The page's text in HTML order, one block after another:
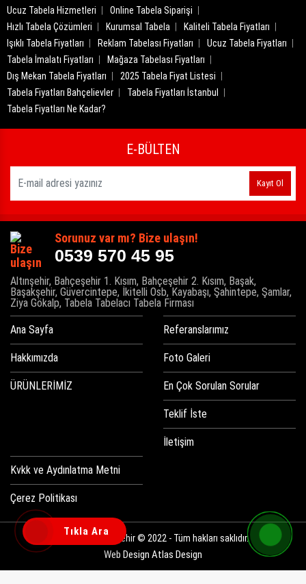
Ucuz Tabela Hizmetleri
Online Tabela Siparişi
Hızlı Tabela Çözümleri
Kurumsal Tabela
Kaliteli Tabela Fiyatları
Işıklı Tabela Fiyatları
Reklam Tabelası Fiyatları
Ucuz Tabela Fiyatları
Tabela İmalatı Fiyatları
Mağaza Tabelası Fiyatları
Dış Mekan Tabela Fiyatları
2025 Tabela Fiyat Listesi
Tabela Fiyatları Bahçelievler
Tabela Fiyatları İstanbul
Tabela Fiyatları Ne Kadar?
E-BÜLTEN
Kayıt Ol
Sorunuz var mı? Bize ulaşın!
0539 570 45 95
Altınşehir, Bahçeşehir 1. Kısım, Bahçeşehir 2. Kısım, Başak,
Başakşehir, Güvercintepe, İkitelli Osb, Kayabaşı, Şahintepe, Şamlar,
Ziya Gökalp, Tabela Tabelacı Tabela Firması
Ana Sayfa
Hakkımızda
ÜRÜNLERİMİZ
Referanslarımız
Foto Galeri
En Çok Sorulan Sorular
Teklif İste
İletişim
Kvkk ve Aydınlatma Metni
Çerez Politikası
Tabelacı Başakşehir © 2022 - Tüm hakları saklıdır.
Web Design Atlas Design
Tıkla Ara